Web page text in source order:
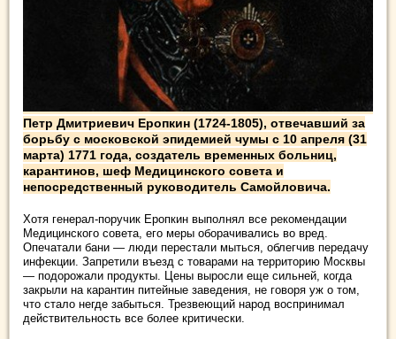
Петр Дмитриевич Еропкин (1724-1805), отвечавший за
борьбу с московской эпидемией чумы с 10 апреля (31
марта) 1771 года, создатель временных больниц,
карантинов, шеф Медицинского совета и
непосредственный руководитель Самойловича.
Хотя генерал-поручик Еропкин выполнял все рекомендации
Медицинского совета, его меры оборачивались во вред.
Опечатали бани — люди перестали мыться, облегчив передачу
инфекции. Запретили въезд с товарами на территорию Москвы
— подорожали продукты. Цены выросли еще сильней, когда
закрыли на карантин питейные заведения, не говоря уж о том,
что стало негде забыться. Трезвеющий народ воспринимал
действительность все более критически.